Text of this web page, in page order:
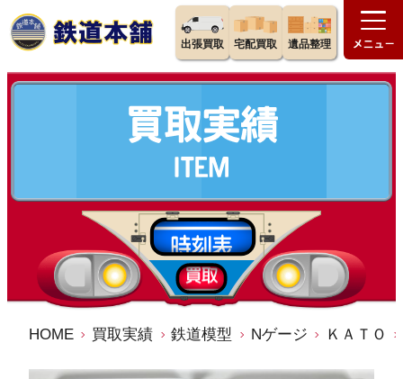
出張買取 宅配買取 遺品整理
HOME 買取実績 鉄道模型 Nゲージ ＫＡＴＯ